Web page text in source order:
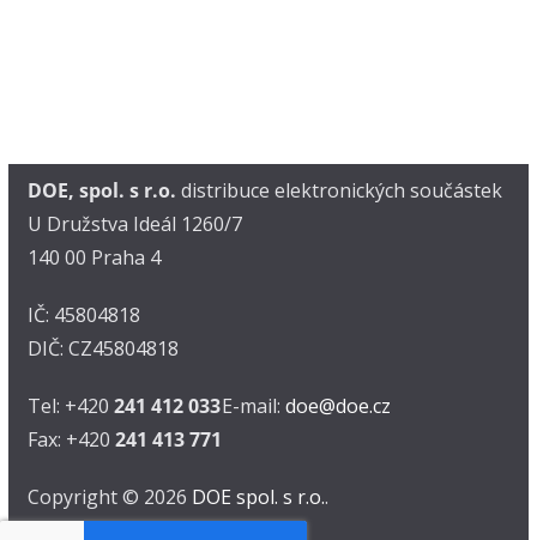
DOE, spol. s r.o. distribuce elektronických součástek
U Družstva Ideál 1260/7
140 00 Praha 4
IČ: 45804818
DIČ: CZ45804818
Tel: +420 241 412 033
Fax: +420 241 413 771
E-mail: doe@doe.cz
Copyright © 2026 DOE spol. s r.o..